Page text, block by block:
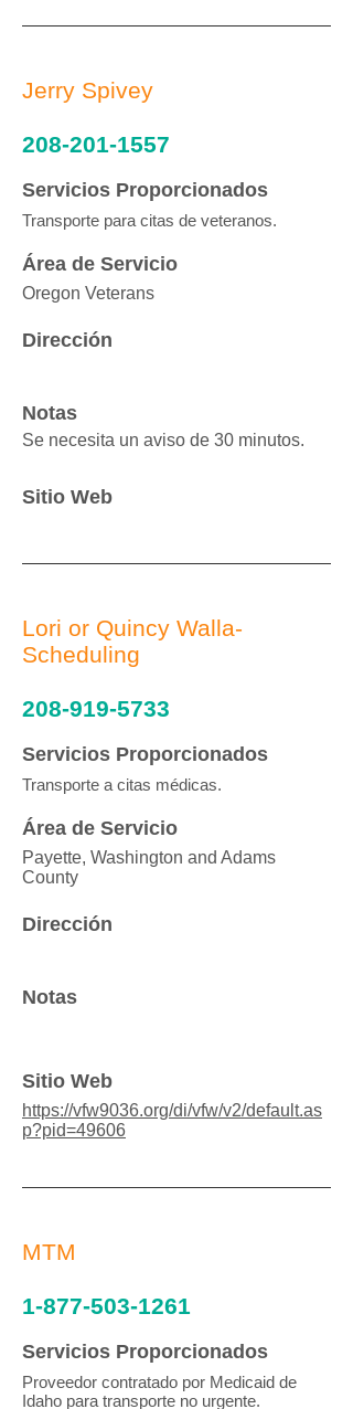
Jerry Spivey
208-201-1557
Servicios Proporcionados
Transporte para citas de veteranos.
Área de Servicio
Oregon Veterans
Dirección
Notas
Se necesita un aviso de 30 minutos.
Sitio Web
Lori or Quincy Walla-
Scheduling
208-919-5733
Servicios Proporcionados
Transporte a citas médicas.
Área de Servicio
Payette, Washington and Adams
County
Dirección
Notas
Sitio Web
https://vfw9036.org/di/vfw/v2/default.as
p?pid=49606
MTM
1-877-503-1261
Servicios Proporcionados
Proveedor contratado por Medicaid de
Idaho para transporte no urgente.